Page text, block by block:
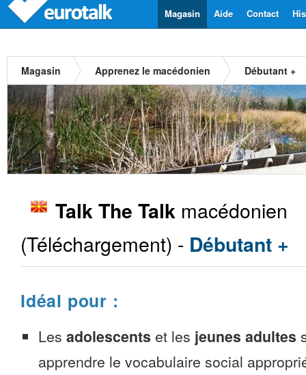
Contact
Aide
Magasin
Magasin Apprenez le macédonien Débutant +
Talk The Talk macédonien
(Téléchargement) - Débutant +
Idéal pour :
Les adolescents et les jeunes adultes
apprendre le vocabulaire social